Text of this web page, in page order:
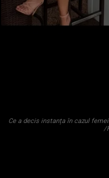
Ce a decis instanța în cazul
/